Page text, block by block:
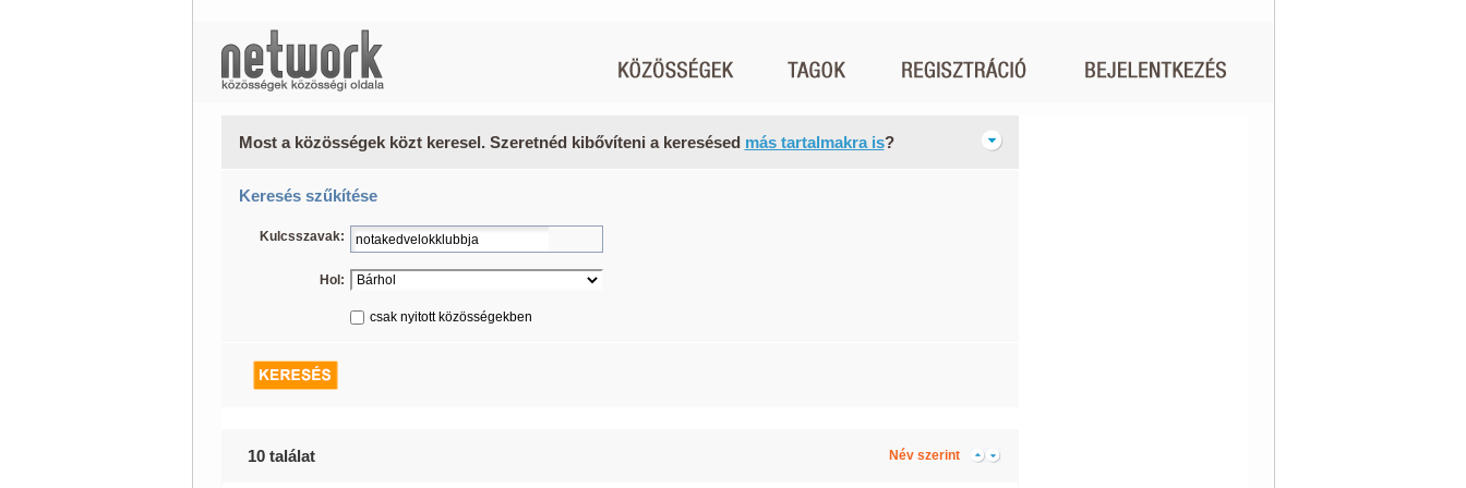
Most a közösségek közt keresel. Szeretnéd kibővíteni a keresésed más tartalmakra is?
Keresés szűkítése
Kulcsszavak:
Hol:
csak nyitott közösségekben
10 találat Név szerint